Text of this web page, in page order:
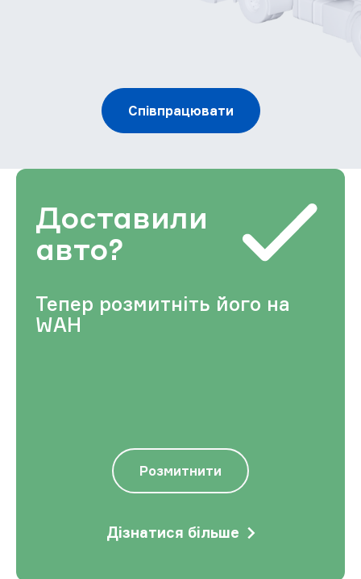
Співпрацювати
Доставили
авто?
Тепер розмитніть його на
WAH
Розмитнити
Дізнатися більше